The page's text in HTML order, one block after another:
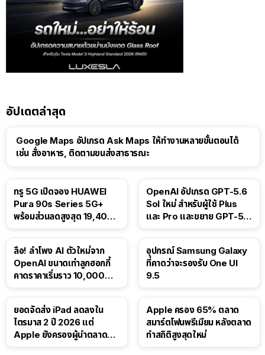
อัปเดตล่าสุด
Google Maps อัปเกรด Ask Maps ให้ทำงานหลายขั้นตอนได้
เช่น สั่งอาหาร, ติดตามขนส่งสาธารณะ
ทรู 5G เปิดจอง HUAWEI
Pura 90s Series 5G+
พร้อมส่วนลดสูงสุด 19,400
OpenAI อัปเกรด GPT-5.6
Sol ใหม่ สำหรับผู้ใช้ Plus
และ Pro และขยาย GPT-5.6
ลือ! ลำโพง AI ตัวใหม่จาก
OpenAI ขนาดเท่าลูกฮอกกี้
คาดราคาเริ่มราว 10,000
อุปกรณ์ Samsung Galaxy
ที่คาดว่าจะรองรับ One UI
9.5
ยอดจัดส่ง iPad ลดลงใน
ไตรมาส 2 ปี 2026 แต่
Apple ยังครองผู้นำตลาด
Apple ครอง 65% ตลาด
สมาร์ตโฟนพรีเมียม หลังตลาด
ทำสถิติสูงสุดใหม่